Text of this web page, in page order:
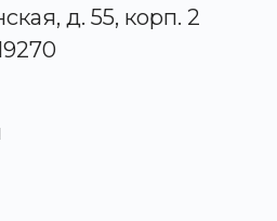
д. 55, корп. 2